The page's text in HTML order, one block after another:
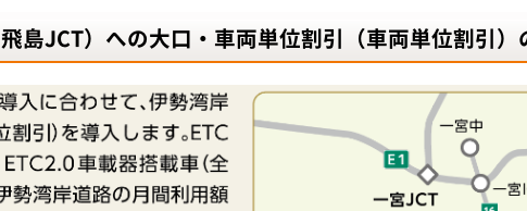
島JCT）への大口・車両単位割引（車両単位割引）